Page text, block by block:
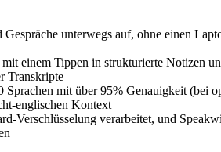
unterwegs auf, ohne einen
einem Tippen in strukturierte Notizen
Transkripte
Sprachen mit über 95% Genauigkeit
englischen Kontext
Verschlüsselung verarbeitet, und